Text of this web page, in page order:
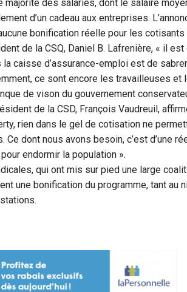
majorité des salariés, dont le salaire
d’un cadeau aux entreprises.
bonification réelle pour les cotisants
de la CSQ, Daniel B. Lafrenière, « il est
caisse d’assurance-emploi est de
ce sont encore les travailleuses et
de vison du gouvernement
de la CSD, François Vaudreuil,
rien dans le gel de cotisation ne
Ce dont nous avons besoin, c’est d’une
endormir la population ».
qui ont mis sur pied une large
une bonification du programme, tant au